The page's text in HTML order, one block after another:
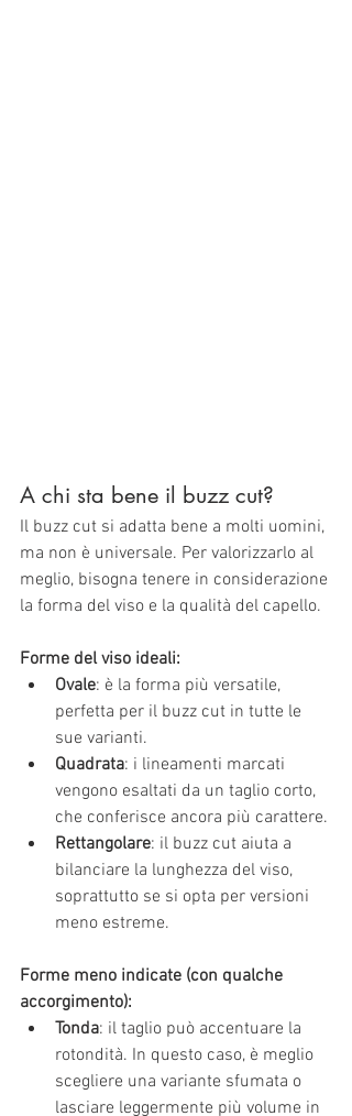
A chi sta bene il buzz cut?
Il buzz cut si adatta bene a molti uomini,
ma non è universale. Per valorizzarlo al
meglio, bisogna tenere in considerazione
la forma del viso e la qualità del capello.
Forme del viso ideali:
Ovale: è la forma più versatile,
perfetta per il buzz cut in tutte le
sue varianti.
Quadrata: i lineamenti marcati
vengono esaltati da un taglio corto,
che conferisce ancora più carattere.
Rettangolare: il buzz cut aiuta a
bilanciare la lunghezza del viso,
soprattutto se si opta per versioni
meno estreme.
Forme meno indicate (con qualche
accorgimento):
Tonda: il taglio può accentuare la
rotondità. In questo caso, è meglio
scegliere una variante sfumata o
lasciare leggermente più volume in